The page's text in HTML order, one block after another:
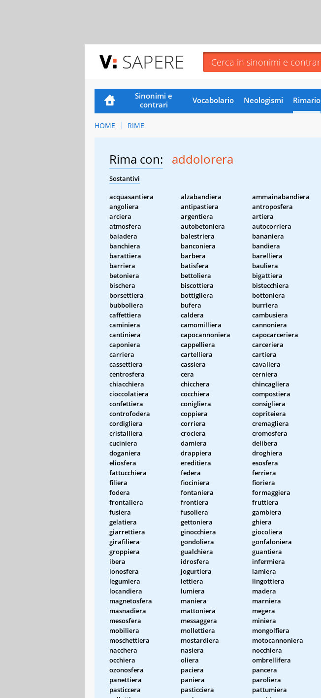
SAPERE
Sinonimi e
contrari
Vocabolario Neologismi Rimario
HOME RIME
Rima con: addolorera
Sostantivi
acquasantiera alzabandiera ammainabandiera
angoliera
antipastiera antroposfera
arciera
argentiera artiera
atmosfera
autobetoniera autocorriera
baiadera
balestriera bananiera
banchiera
banconiera bandiera
barattiera
barbera barelliera
barriera
batisfera bauliera
betoniera
bettoliera bigattiera
bischera
biscottiera bistecchiera
borsettiera
bottigliera bottoniera
bubboliera
bufera burriera
caffettiera
caldera cambusiera
caminiera
camomilliera cannoniera
cantiniera
capocannoniera capocarceriera
caponiera
cappelliera carceriera
carriera
cartelliera cartiera
cassettiera
cassiera cavaliera
centrosfera
cera cerniera
chiacchiera
chicchera chincagliera
cioccolatiera
cocchiera compostiera
confettiera
conigliera consigliera
controfodera
coppiera copriteiera
cordigliera
corriera cremagliera
cristalliera
crociera cromosfera
cuciniera
damiera delibera
doganiera
drappiera droghiera
eliosfera
ereditiera esosfera
fattucchiera
federa ferriera
filiera
fiociniera fioriera
fodera
fontaniera formaggiera
frontaliera
frontiera fruttiera
fusiera
fusoliera gambiera
gelatiera
gettoniera ghiera
giarrettiera
ginocchiera giocoliera
girafiliera
gondoliera gonfaloniera
groppiera
gualchiera guantiera
ibera
idrosfera infermiera
ionosfera
jogurtiera lamiera
legumiera
lettiera lingottiera
locandiera
lumiera madera
magnetosfera
maniera marniera
masnadiera
mattoniera megera
mesosfera
messaggera miniera
mobiliera
mollettiera mongolfiera
moschettiera
mostardiera motocannoniera
nacchera
nasiera nocchiera
occhiera
oliera ombrellifera
ozonosfera
paciera pancera
panettiera
paniera paroliera
pasticcera
pasticciera pattumiera